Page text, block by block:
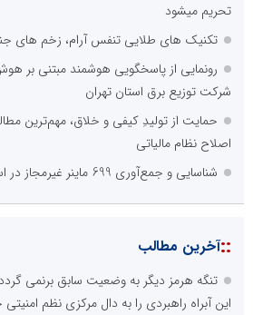
تحریم میشود
تکنیک های طلایی تنفس آرام، زخم های
شرکت توزیع برق استان تهران
حمایت از تولیدِ کیفی و خلاق، مهم‌ترین
اصلاح نظام مالیاتی
شناسایی و جمع‌آوری 699 ماینر غیرمجاز در استان تهران
::آخرین مطالب
تنگه هرمز دیگر به وضعیت سابق برنمی
این آبراه راهبردی را به دال مرکزی نظم